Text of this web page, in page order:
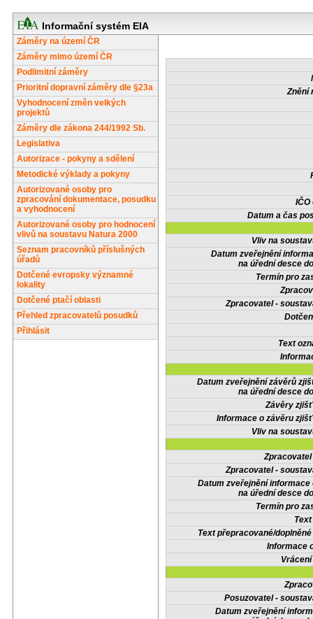
Informační systém EIA
Záměry na území ČR
Záměry mimo území ČR
Podlimitní záměry
Prioritní dopravní záměry dle §23a
Vyhodnocení změn velkých
projektů
Záměry dle zákona 244/1992 Sb.
Legislativa
Autorizace - pokyny a sdělení
Metodické výklady a pokyny
Autorizované osoby pro
zpracování dokumentace, posudku
a vyhodnocení
Autorizované osoby pro hodnocení
vlivů na soustavu Natura 2000
Seznam pracovníků příslušných
úřadů
Dotčené evropsky významné
lokality
Dotčené ptačí oblasti
Přehled zpracovatelů posudků
Přihlásit
Znění
IČO
Datum a čas
Vliv na
Datum zveřejnění
na úřední desce
Termín pro
Zpracovatel -
Text
Datum zveřejnění závěrů
na úřední desce
Závěry
Informace o závěru
Vliv na
Zpracovatel -
Datum zveřejnění informace
na úřední desce
Termín pro
Text přepracované/
Informace
Posuzovatel -
Datum zveřejnění